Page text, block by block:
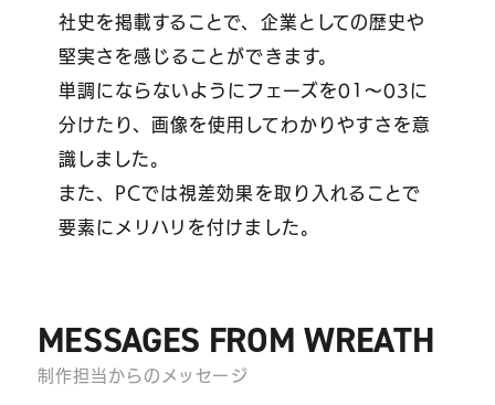
社史を掲載することで、企業としての歴史や
堅実さを感じることができます。
単調にならないようにフェーズを01～03に
分けたり、画像を使用してわかりやすさを意
識しました。
また、PCでは視差効果を取り入れることで
要素にメリハリを付けました。
MESSAGES FROM WREATH
制作担当からのメッセージ